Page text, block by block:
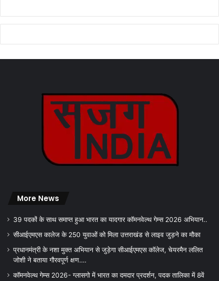
More News
39 पदकों के साथ समाप्त हुआ भारत का यादगार कॉमनवेल्थ गेम्स 2026 अभियान..
सीआईएमएस कालेज के 250 युवाओं को मिला उत्तराखंड से लाइव जुड़ने का मौका
प्रधानमंत्री के नशा मुक्त अभियान से जुड़ेगा सीआईएमएस कॉलेज, चेयरमैन ललित
जोशी ने बताया गौरवपूर्ण क्षण….
कॉमनवेल्थ गेम्स 2026- ग्लासगो में भारत का दमदार प्रदर्शन, पदक तालिका में 8वें